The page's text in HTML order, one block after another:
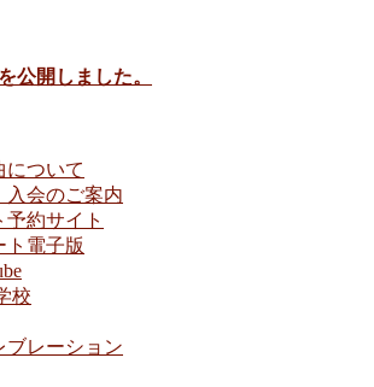
公開しました。
について
入会のご案内
約サイト
ト電子版
校
ブレーション